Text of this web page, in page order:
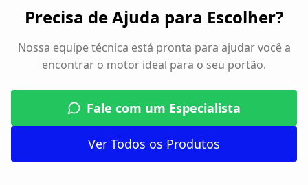
Precisa de Ajuda para Escolher?
Nossa equipe técnica está pronta para ajudar você a
encontrar o motor ideal para o seu portão.
Fale com um Especialista
Ver Todos os Produtos